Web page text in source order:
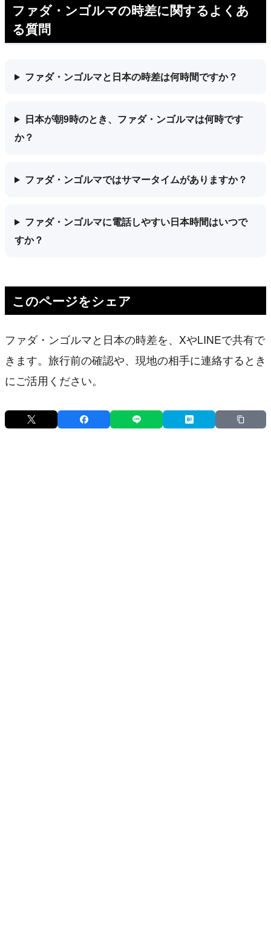
ファダ・ンゴルマの時差に関するよくあ
る質問
ファダ・ンゴルマと日本の時差は何時間ですか？
日本が朝9時のとき、ファダ・ンゴルマは何時です
か？
ファダ・ンゴルマではサマータイムがありますか？
ファダ・ンゴルマに電話しやすい日本時間はいつで
すか？
このページをシェア
ファダ・ンゴルマと日本の時差を、XやLINEで共有で
きます。旅行前の確認や、現地の相手に連絡するとき
にご活用ください。